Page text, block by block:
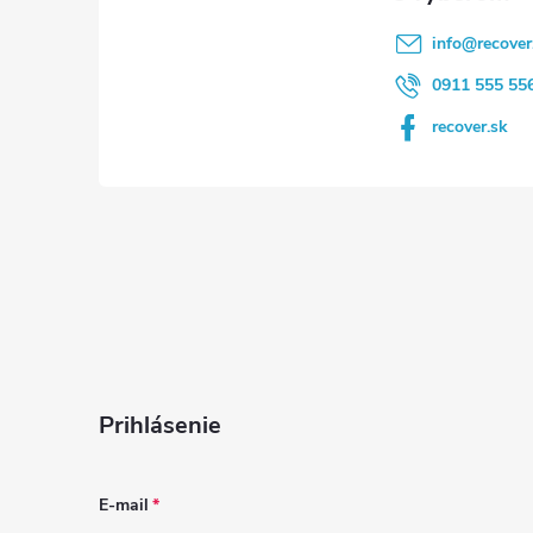
info@
0911 555
recover.sk
Prihlásenie
E-mail